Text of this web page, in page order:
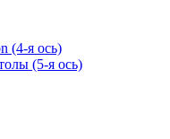
(4-я ось)
(5-я ось)